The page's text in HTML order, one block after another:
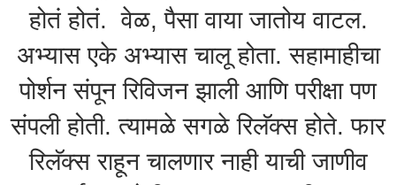
होतं होतं. वेळ, पैसा वाया जातोय वाटल.
अभ्यास एके अभ्यास चालू होता. सहामाहीचा
पोर्शन संपून रिविजन झाली आणि परीक्षा पण
संपली होती. त्यामळे सगळे रिलॅक्स होते. फार
रिलॅक्स राहून चालणार नाही याची जाणीव